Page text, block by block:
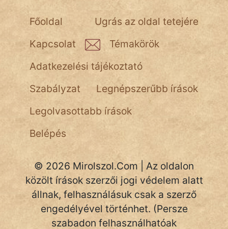
Ugrás az oldal tetejére
Főoldal
Kapcsolat
Témakörök
Adatkezelési tájékoztató
Szabályzat
Legnépszerűbb írások
Legolvasottabb írások
Belépés
© 2026 Mirolszol.Com | Az oldalon
közölt írások szerzői jogi védelem alatt
állnak, felhasználásuk csak a szerző
engedélyével történhet. (Persze
szabadon felhasználhatóak